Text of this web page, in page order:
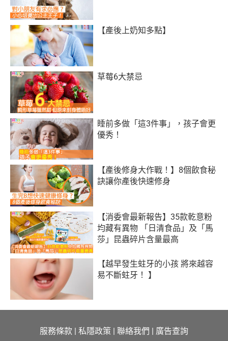
【產後上奶知多點】
草莓6大禁忌
睡前多做「這3件事」，孩子會更
優秀！
【產後修身大作戰！】8個飲食秘
訣讓你產後快速修身
【消委會最新報告】35款乾意粉
均藏有異物 「日清食品」及「馬
莎」昆蟲碎片含量最高
【越早發生蛀牙的小孩 將來越容
易不斷蛀牙！ 】
服務條款 | 私隱政策 | 聯絡我們 | 廣告查詢